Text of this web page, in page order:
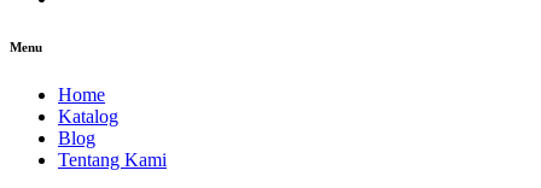
Menu
Home
Katalog
Blog
Tentang Kami